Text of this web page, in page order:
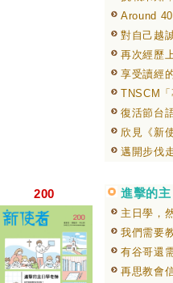
Around
對自己越
再次經歷
享受讀經
TNSCM
復活節台
欣見《新
邁開步伐
200 進擊的
主日學，
我們需要
有谷哥還
再思教會